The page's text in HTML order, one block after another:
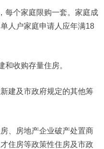
每个家庭限购一套。家庭成
人户家庭申请人应年满18
和收购存量住房。
建及市政府规定的其他筹
、房地产企业破产处置商
住房等政策性住房及市政